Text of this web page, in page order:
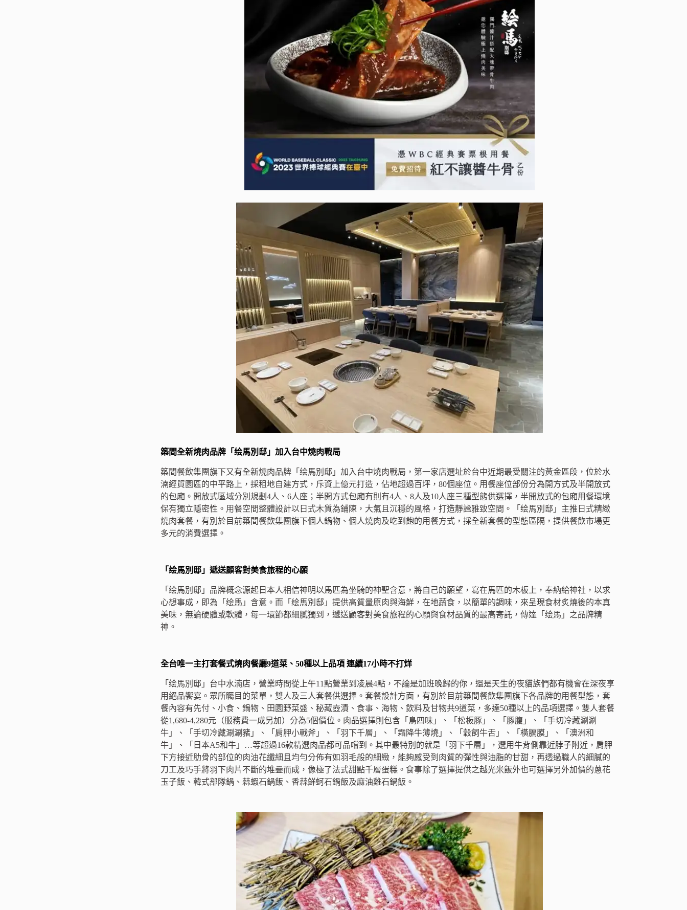
築間全新燒肉品牌「绘馬別邸」加入台中燒肉戰局
築間餐飲集團旗下又有全新燒肉品牌「绘馬別邸」加入台中燒肉戰局，第一家店選址於台中近期最受關注的黃金區段，位於水
湳經貿園區的中平路上，採租地自建方式，斥資上億元打造，佔地超過百坪，80個座位。用餐座位部份分為開方式及半開放式
的包廂。開放式區域分別規劃4人、6人座；半開方式包廂有則有4人、8人及10人座三種型態供選擇，半開放式的包廂用餐環境
保有獨立隱密性。用餐空間整體設計以日式木質為鋪陳，大氣且沉穩的風格，打造靜謐雅致空間。「绘馬別邸」主推日式精緻
燒肉套餐，有別於目前築間餐飲集團旗下個人鍋物、個人燒肉及吃到飽的用餐方式，採全新套餐的型態區隔，提供餐飲市場更
多元的消費選擇。
「绘馬別邸」遞送顧客對美食旅程的心願
「绘馬別邸」品牌概念源起日本人相信神明以馬匹為坐騎的神聖含意，將自己的願望，寫在馬匹的木板上，奉納給神社，以求
心想事成，即為「绘馬」含意。而「绘馬別邸」提供高質量原肉與海鮮，在地蔬食，以簡單的調味，來呈現食材炙燒後的本真
美味，無論硬體或軟體，每一環節都細膩獨到，遞送顧客對美食旅程的心願與食材品質的最高寄託，傳達「绘馬」之品牌精
神。
全台唯一主打套餐式燒肉餐廳9道菜、50種以上品項 連續17小時不打烊
「绘馬別邸」台中水湳店，營業時間從上午11點營業到凌晨4點，不論是加班晚歸的你，還是天生的夜貓族們都有機會在深夜享
用絕品饗宴。眾所矚目的菜單，雙人及三人套餐供選擇。套餐設計方面，有別於目前築間餐飲集團旗下各品牌的用餐型態，套
餐內容有先付、小食、鍋物、田園野菜盛、秘藏壺漬、食事、海物、飲料及甘物共9道菜，多達50種以上的品項選擇。雙人套餐
從1,680-4,280元（服務費一成另加）分為5個價位。肉品選擇則包含「鳥四味」、「松板豚」、「豚腹」、「手切冷藏涮涮
牛」、「手切冷藏涮涮豬」、「肩胛小戰斧」、「羽下千層」、「霜降牛薄燒」、「穀飼牛舌」、「橫膈膜」、「澳洲和
牛」、「日本A5和牛」…等超過16款精選肉品都可品嚐到。其中最特別的就是「羽下千層」，選用牛背側靠近脖子附近，肩胛
下方接近肋骨的部位的肉油花纖細且均勻分佈有如羽毛般的細緻，能夠感受到肉質的彈性與油脂的甘甜，再透過職人的細膩的
刀工及巧手將羽下肉片不斷的堆疊而成，像極了法式甜點千層蛋糕。食事除了選擇提供之越光米飯外也可選擇另外加價的蔥花
玉子飯、韓式部隊鍋、蒜蝦石鍋飯、香蒜鮮蚵石鍋飯及麻油雞石鍋飯。